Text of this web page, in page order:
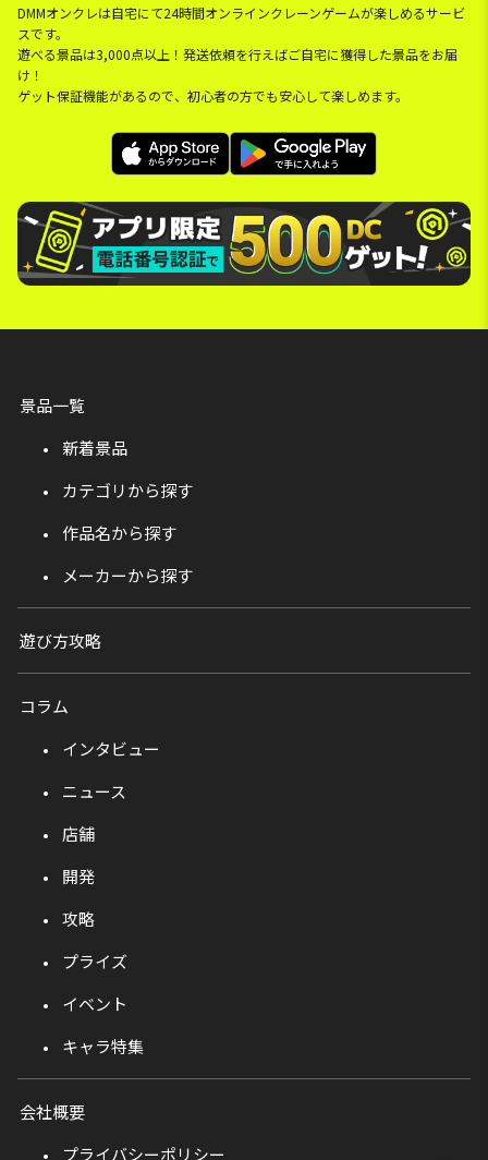
DMMオンクレは自宅にて24時間オンラインクレーンゲームが楽しめるサービ
スです。
遊べる景品は3,000点以上！発送依頼を行えばご自宅に獲得した景品をお届
け！
ゲット保証機能があるので、初心者の方でも安心して楽しめます。
景品一覧
新着景品
カテゴリから探す
作品名から探す
メーカーから探す
遊び方攻略
コラム
インタビュー
ニュース
店舗
開発
攻略
プライズ
イベント
キャラ特集
会社概要
プライバシーポリシー